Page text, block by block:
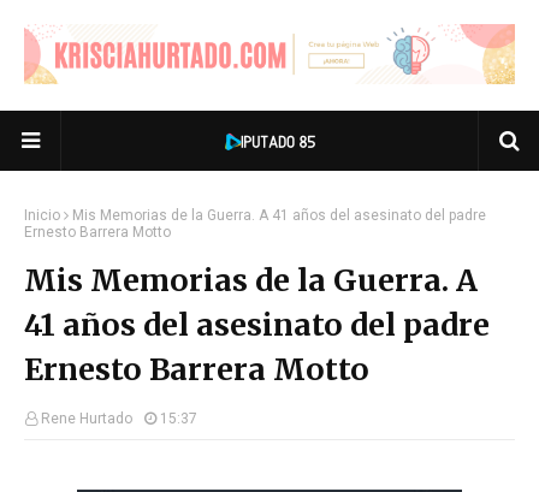
Inicio
Mis Memorias de la Guerra. A 41 años del asesinato del padre
Ernesto Barrera Motto
Mis Memorias de la Guerra. A
41 años del asesinato del padre
Ernesto Barrera Motto
Rene Hurtado 15:37